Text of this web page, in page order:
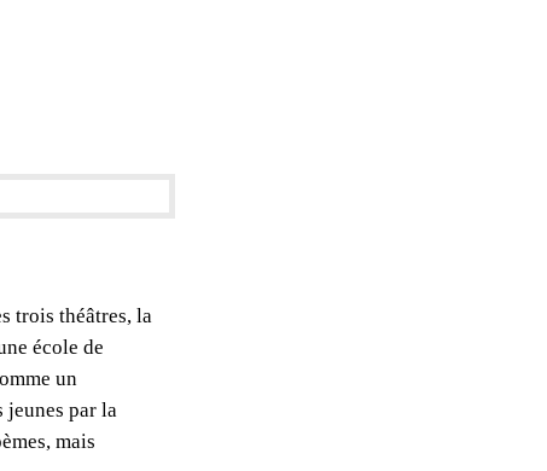
trois théâtres, la
école de
un
par la
mais